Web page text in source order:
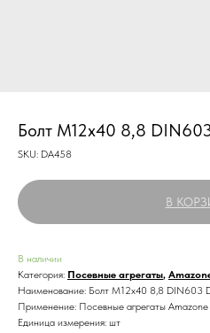
Болт М12х40 8,8
SKU: DA458
В
В наличии
Категория: Посевные агрегаты,
Наименование: Болт М12х40 8,8 DIN603
Применение: Посевные агрегаты Amazone
Единица измерения: шт